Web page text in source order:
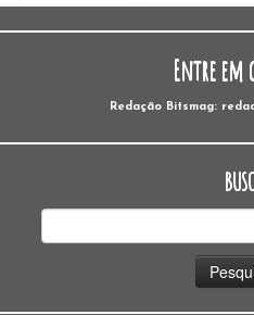
Entre
Redação Bitsmag: